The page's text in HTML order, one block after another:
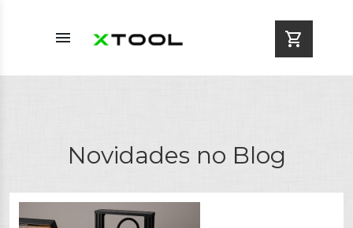
menu shopping_cart
Novidades no Blog